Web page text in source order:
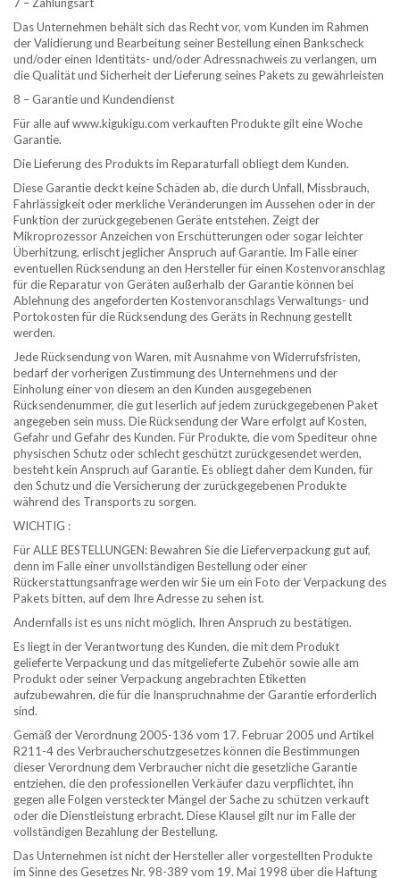
Das Unternehmen behält sich das Recht vor, vom Kunden im Rahmen
der Validierung und Bearbeitung seiner Bestellung einen Bankscheck
und/oder einen Identitäts- und/oder Adressnachweis zu verlangen, um
die Qualität und Sicherheit der Lieferung seines Pakets zu gewährleisten
8 – Garantie und Kundendienst
Für alle auf www.kigukigu.com verkauften Produkte gilt eine Woche
Garantie.
Die Lieferung des Produkts im Reparaturfall obliegt dem Kunden.
Diese Garantie deckt keine Schäden ab, die durch Unfall, Missbrauch,
Fahrlässigkeit oder merkliche Veränderungen im Aussehen oder in der
Funktion der zurückgegebenen Geräte entstehen. Zeigt der
Mikroprozessor Anzeichen von Erschütterungen oder sogar leichter
Überhitzung, erlischt jeglicher Anspruch auf Garantie. Im Falle einer
eventuellen Rücksendung an den Hersteller für einen Kostenvoranschlag
für die Reparatur von Geräten außerhalb der Garantie können bei
Ablehnung des angeforderten Kostenvoranschlags Verwaltungs- und
Portokosten für die Rücksendung des Geräts in Rechnung gestellt
werden.
Jede Rücksendung von Waren, mit Ausnahme von Widerrufsfristen,
bedarf der vorherigen Zustimmung des Unternehmens und der
Einholung einer von diesem an den Kunden ausgegebenen
Rücksendenummer, die gut leserlich auf jedem zurückgegebenen Paket
angegeben sein muss. Die Rücksendung der Ware erfolgt auf Kosten,
Gefahr und Gefahr des Kunden. Für Produkte, die vom Spediteur ohne
physischen Schutz oder schlecht geschützt zurückgesendet werden,
besteht kein Anspruch auf Garantie. Es obliegt daher dem Kunden, für
den Schutz und die Versicherung der zurückgegebenen Produkte
während des Transports zu sorgen.
WICHTIG :
Für ALLE BESTELLUNGEN: Bewahren Sie die Lieferverpackung gut auf,
denn im Falle einer unvollständigen Bestellung oder einer
Rückerstattungsanfrage werden wir Sie um ein Foto der Verpackung des
Pakets bitten, auf dem Ihre Adresse zu sehen ist.
Andernfalls ist es uns nicht möglich, Ihren Anspruch zu bestätigen.
Es liegt in der Verantwortung des Kunden, die mit dem Produkt
gelieferte Verpackung und das mitgelieferte Zubehör sowie alle am
Produkt oder seiner Verpackung angebrachten Etiketten
aufzubewahren, die für die Inanspruchnahme der Garantie erforderlich
sind.
Gemäß der Verordnung 2005-136 vom 17. Februar 2005 und Artikel
R211-4 des Verbraucherschutzgesetzes können die Bestimmungen
dieser Verordnung dem Verbraucher nicht die gesetzliche Garantie
entziehen, die den professionellen Verkäufer dazu verpflichtet, ihn
gegen alle Folgen versteckter Mängel der Sache zu schützen verkauft
oder die Dienstleistung erbracht. Diese Klausel gilt nur im Falle der
vollständigen Bezahlung der Bestellung.
Das Unternehmen ist nicht der Hersteller aller vorgestellten Produkte
im Sinne des Gesetzes Nr. 98-389 vom 19. Mai 1998 über die Haftung